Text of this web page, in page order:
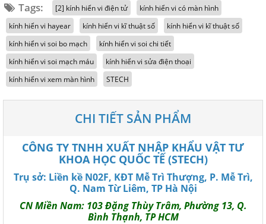
Tags: [2] kính hiển vi điện tử
kính hiển vi có màn hình
kính hiển vi hayear
kính hiển vi kĩ thuật số
kính hiển vi kĩ thuật số
kính hiển vi soi bo mạch
kính hiển vi soi chi tiết
kính hiển vi soi mạch máu
kính hiển vi sửa điện thoại
kính hiển vi xem màn hình
STECH
CHI TIẾT SẢN PHẨM
CÔNG TY TNHH XUẤT NHẬP KHẨU VẬT TƯ
KHOA HỌC QUỐC TẾ (STECH)
Trụ sở: Liền kề N02F, KĐT Mễ Trì Thượng, P. Mễ Trì,
Q. Nam Từ Liêm, TP Hà Nội
CN Miền Nam: 103 Đặng Thùy Trâm, Phường 13, Q.
Bình Thạnh, TP HCM